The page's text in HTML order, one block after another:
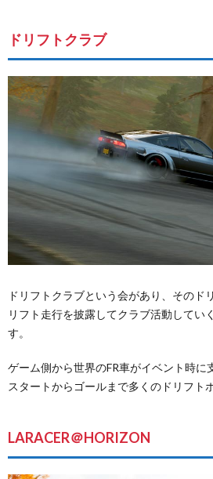
ドリフトクラブ
ドリフトクラブという会があり、そのド
リフト走行を披露してクラブ活動してい
す。
ゲーム側から世界のFR車がイベント時に
スタートからゴールまで多くのドリフト
LARACER＠HORIZON